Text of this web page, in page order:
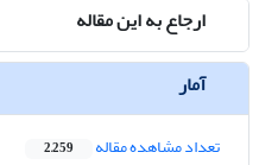
ارجاع به این مقاله
آمار
تعداد مشاهده مقاله 2,259